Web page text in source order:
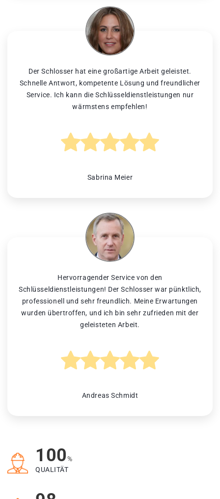
Der Schlosser hat eine großartige Arbeit geleistet.
Schnelle Antwort, kompetente Lösung und freundlicher
Service. Ich kann die Schlüsseldienstleistungen nur
wärmstens empfehlen!
Sabrina Meier
Hervorragender Service von den
Schlüsseldienstleistungen! Der Schlosser war pünktlich,
professionell und sehr freundlich. Meine Erwartungen
wurden übertroffen, und ich bin sehr zufrieden mit der
geleisteten Arbeit.
Andreas Schmidt
100%
QUALITÄT